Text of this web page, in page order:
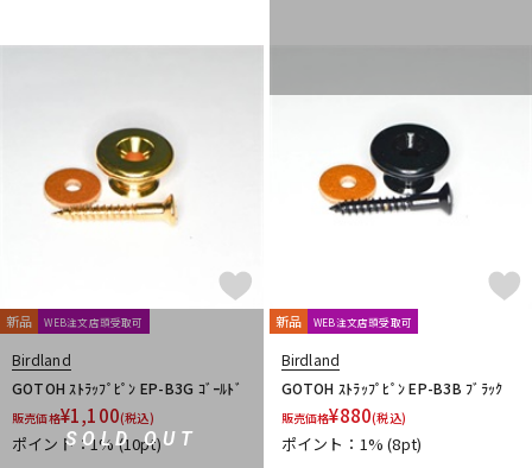
SOLD OUT
新品 WEB注文店頭受取可
Birdland
GOTOH ｽﾄﾗｯﾌﾟﾋﾟﾝ EP-B3G ｺﾞｰﾙﾄﾞ
販売価格¥1,100(税込)
ポイント：1%(10pt)
新品 WEB注文店頭受取可
Birdland
GOTOH ｽﾄﾗｯﾌﾟﾋﾟﾝ EP-B3B ﾌﾞﾗｯｸ
販売価格¥880(税込)
ポイント：1%(8pt)